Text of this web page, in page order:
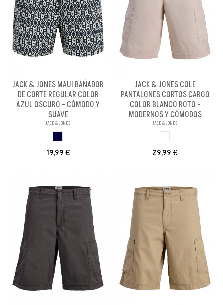
JACK & JONES MAUI BAÑADOR
DE CORTE REGULAR COLOR
AZUL OSCURO - CÓMODO Y
SUAVE
JACK & JONES
19,99 €
JACK & JONES COLE
PANTALONES CORTOS CARGO
COLOR BLANCO ROTO -
MODERNOS Y CÓMODOS
JACK & JONES
29,99 €